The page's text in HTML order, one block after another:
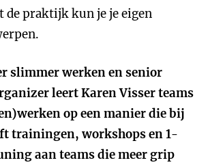
de praktijk kun je je eigen
slimmer werken en senior
leert Karen Visser teams
op een manier die bij
trainingen, workshops en 1-
aan teams die meer grip